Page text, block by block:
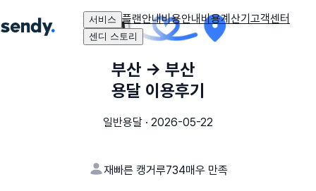
서비스 플랜안내비용안내비용계산기고객센터
센디 스토리
부산 → 부산
용달 이용후기
일반용달 · 2026-05-22
재빠른 캥거루734매우 만족